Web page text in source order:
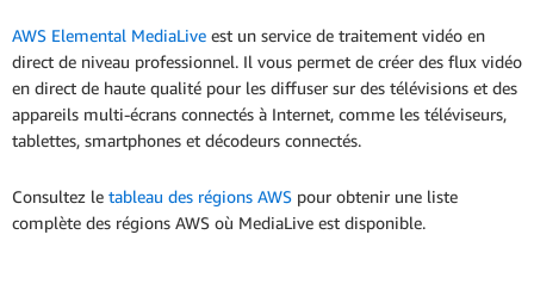
AWS Elemental MediaLive est un service de traitement vidéo en
direct de niveau professionnel. Il vous permet de créer des flux vidéo
en direct de haute qualité pour les diffuser sur des télévisions et des
appareils multi-écrans connectés à Internet, comme les téléviseurs,
tablettes, smartphones et décodeurs connectés.
Consultez le tableau des régions AWS pour obtenir une liste
complète des régions AWS où MediaLive est disponible.